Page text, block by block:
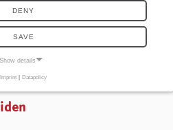
DENY
SAVE
Show details
Imprint | Datapolicy